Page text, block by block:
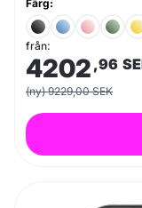
Färg:
från:
4202 ,96
(ny) 9229,00 SEK